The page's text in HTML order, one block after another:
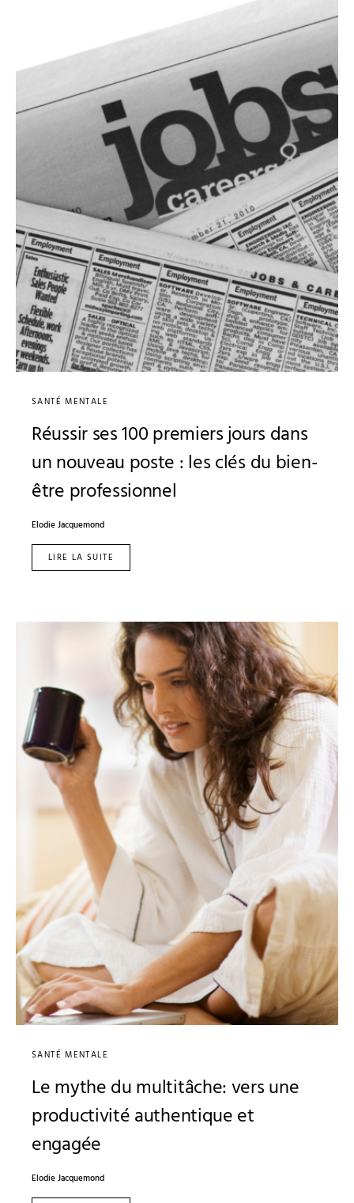
SANTÉ MENTALE
Réussir ses 100 premiers jours dans
un nouveau poste : les clés du bien-
être professionnel
Elodie Jacquemond
LIRE LA SUITE
SANTÉ MENTALE
Le mythe du multitâche: vers une
productivité authentique et
engagée
Elodie Jacquemond